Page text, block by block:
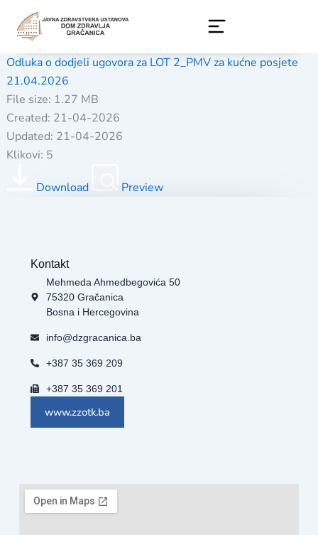
content
Odluka o dodjeli ugovora za LOT 2_PMV za kućne posjete
21.04.2026
File size: 1.27 MB
Created: 21-04-2026
Updated: 21-04-2026
Klikovi: 5
Download Preview
Kontakt
Mehmeda Ahmedbegovića 50
75320 Gračanica
Bosna i Hercegovina
info@dzgracanica.ba
+387 35 369 209
+387 35 369 201
www.zzotk.ba